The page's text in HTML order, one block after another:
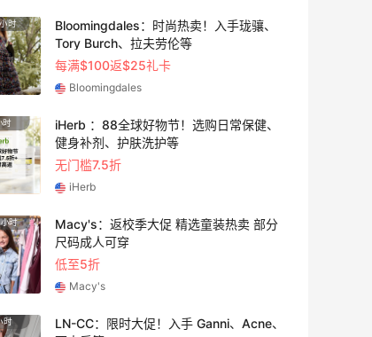
Bloomingdales：时尚热卖！入手珑骧、
Tory Burch、拉夫劳伦等
每满$100返$25礼卡
Bloomingdales
iHerb ：88全球好物节！选购日常保健、
健身补剂、护肤洗护等
无门槛7.5折
iHerb
Macy's：返校季大促 精选童装热卖 部分
尺码成人可穿
低至5折
Macy's
LN-CC：限时大促！入手 Ganni、Acne、